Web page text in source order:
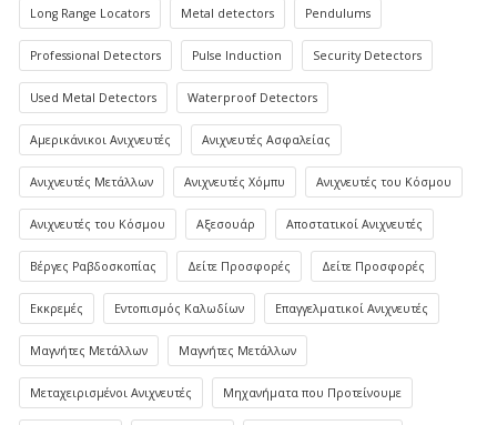
Long Range Locators Metal detectors Pendulums
Professional Detectors Pulse Induction Security Detectors
Used Metal Detectors Waterproof Detectors
Αμερικάνικοι Ανιχνευτές Ανιχνευτές Ασφαλείας
Ανιχνευτές Μετάλλων Ανιχνευτές Χόμπυ Ανιχνευτές του Κόσμου
Ανιχνευτές του Κόσμου Αξεσουάρ Αποστατικοί Ανιχνευτές
Βέργες Ραβδοσκοπίας Δείτε Προσφορές Δείτε Προσφορές
Εκκρεμές Εντοπισμός Καλωδίων Επαγγελματικοί Ανιχνευτές
Μαγνήτες Μετάλλων Μαγνήτες Μετάλλων
Μεταχειρισμένοι Ανιχνευτές Μηχανήματα που Προτείνουμε